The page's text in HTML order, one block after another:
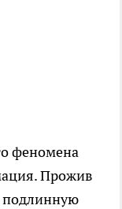
феномена
Прожив
подлинную